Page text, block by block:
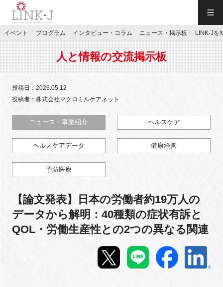
JP／EN
特別会員専用メニュー
施設ご予約
マイページ
イベント プログラム インタビュー・コラム ニュース・掲示板 LINK-Jを
人と情報の交流掲示板
投稿日：2026.05.12
投稿者：株式会社マクロミルケアネット
ニュース・事業紹介 ヘルスケア
ヘルスケアデータ 健康経営
予防医療
【論文発表】日本の労働者約19万人の
データから解明：40種類の症状有訴と
QOL・労働生産性との2つの異なる関連